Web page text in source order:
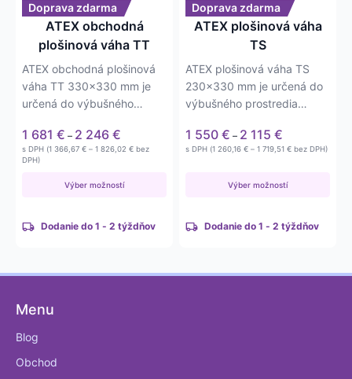
Doprava zdarma
ATEX obchodná
plošinová váha TT
ATEX obchodná plošinová
váha TT 330×330 mm je
určená do výbušného
nR IIC T6…
1 681 € – 2 246 €
range:
2 246 €
s DPH (1 366,67 € – 1 826,02 €Price
bez
DPH)
Výber možností
môžete
vybrať
stránke
produktu.
Dodanie do 1 - 2 týždňov
Doprava zdarma
ATEX plošinová váha
TS
ATEX plošinová váha TS
230×330 mm je určená do
výbušného prostredia
X pre…
1 550 € – 2 115 €
range:
2 115 €
s DPH (1 260,16 € – 1 719,51 €Price
bez DPH)
Výber možností
môžete
vybrať
produktu.
Dodanie do 1 - 2 týždňov
Menu
Blog
Obchod